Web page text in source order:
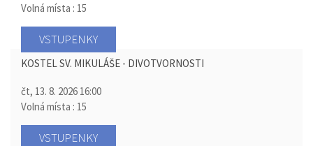
Volná místa : 15
VSTUPENKY
KOSTEL SV. MIKULÁŠE - DIVOTVORNOSTI
čt, 13. 8. 2026 16:00
Volná místa : 15
VSTUPENKY